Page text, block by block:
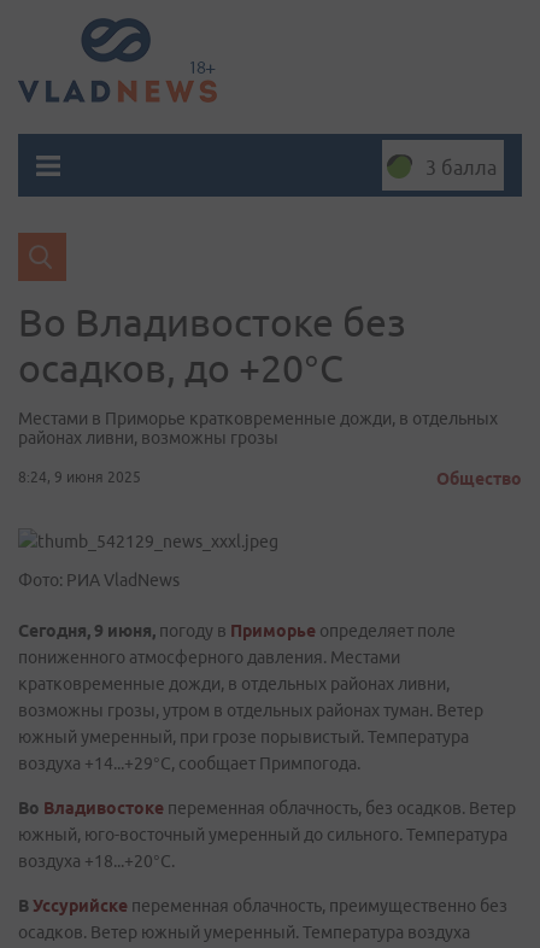
3 балла
Во Владивостоке без
осадков, до +20°C
Местами в Приморье кратковременные дожди, в отдельных
районах ливни, возможны грозы
8:24, 9 июня 2025 Общество
Фото: РИА VladNews
Сегодня, 9 июня, погоду в Приморье определяет поле
пониженного атмосферного давления. Местами
кратковременные дожди, в отдельных районах ливни,
возможны грозы, утром в отдельных районах туман. Ветер
южный умеренный, при грозе порывистый. Температура
воздуха +14...+29°C, сообщает Примпогода.
Во Владивостоке переменная облачность, без осадков. Ветер
южный, юго-восточный умеренный до сильного. Температура
воздуха +18...+20°C.
ВУссурийске переменная облачность, преимущественно без
осадков. Ветер южный умеренный. Температура воздуха